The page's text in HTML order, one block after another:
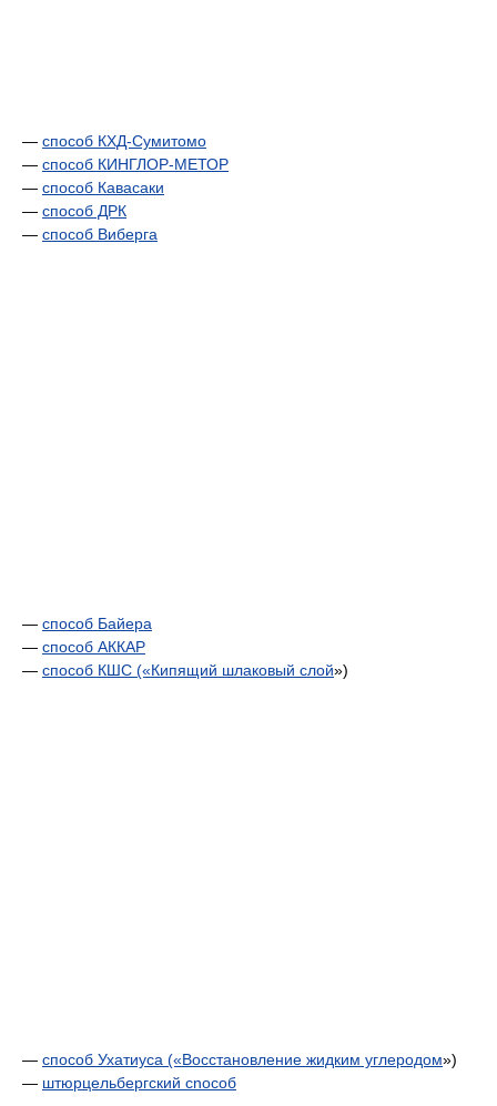
— способ КХД-Сумитомо
— способ КИНГЛОР-МЕТОР
— способ Кавасаки
— способ ДРК
— способ Виберга
— способ Байера
— способ АККАР
— способ КШС («Кипящий шлаковый слой»)
— способ Ухатиуса («Восстановление жидким углеродом»)
— штюрцельбергский cnocoб